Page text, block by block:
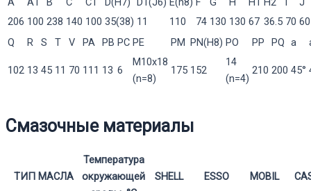
206 100 238 140 100 35(38) 11 110 74 130 130 67 36.5 70 60
Q
R S T V PA PB PC PE PM PN(H8) PO PP PQ a
102 13 45 11 70 111 13 6
M10x18
(n=8)
175 152
14
(n=4)
210 200 45°
Смазочные материалы
ТИП МАСЛА
Температура
окружающей
SHELL ESSO MOBIL